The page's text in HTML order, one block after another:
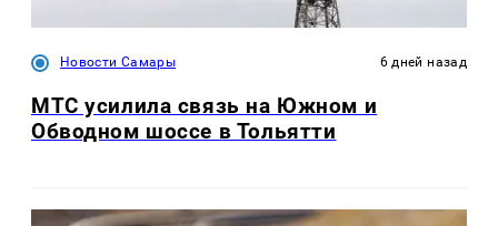
Новости Самары 6 дней назад
МТС усилила связь на Южном и
Обводном шоссе в Тольятти